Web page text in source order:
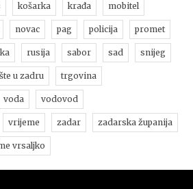
košarka krađa mobitel
novac pag policija promet
rusija sabor sad snijeg
u zadru trgovina
voda vodovod
vrijeme zadar zadarska županija
vrsaljko